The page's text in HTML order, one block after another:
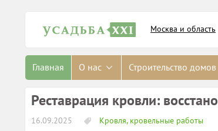
Москва и область
Главная О нас Строительство домов
Реставрация кровли:
16.09.2025 Кровля, кровельные работы